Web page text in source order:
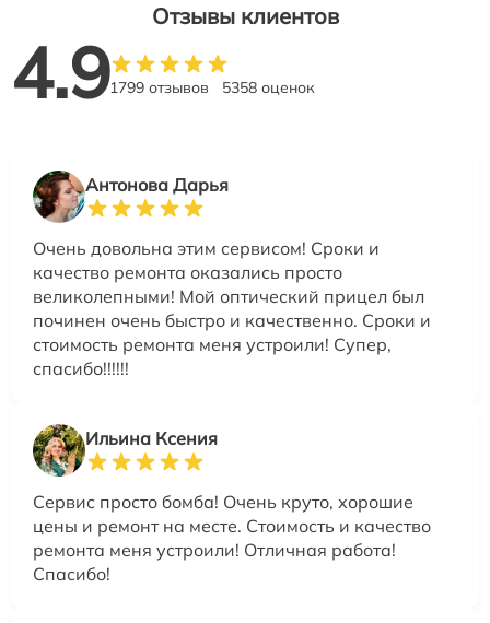
Отзывы клиентов
4.91799 отзывов 5358 оценок
Антонова Дарья
Очень довольна этим сервисом! Сроки и
качество ремонта оказались просто
великолепными! Мой оптический прицел был
починен очень быстро и качественно. Сроки и
стоимость ремонта меня устроили! Супер,
спасибо!!!!!!
Ильина Ксения
Сервис просто бомба! Очень круто, хорошие
цены и ремонт на месте. Стоимость и качество
ремонта меня устроили! Отличная работа!
Спасибо!